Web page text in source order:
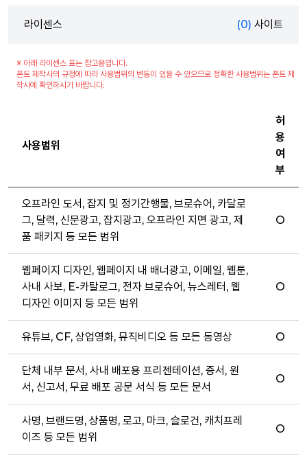
라이센스 (0) 사이트
※ 아래 라이센스 표는 참고용입니다.
폰트 제작사의 규정에 따라 사용범위의 변동이 있을 수 있으므로 정확한 사용범위는 폰트 제
작사에 확인하시기 바랍니다.
사용범위
허
용
여
부
오프라인 도서, 잡지 및 정기간행물, 브로슈어, 카달로
그, 달력, 신문광고, 잡지광고, 오프라인 지면 광고, 제
품 패키지 등 모든 범위
O
웹페이지 디자인, 웹페이지 내 배너광고, 이메일, 웹툰,
사내 사보, E-카탈로그, 전자 브로슈어, 뉴스레터, 웹
디자인 이미지 등 모든 범위
O
유튜브, CF, 상업영화, 뮤직비디오 등 모든 동영상 O
단체 내부 문서, 사내 배포용 프리젠테이션, 증서, 원
서, 신고서, 무료 배포 공문 서식 등 모든 문서
O
사명, 브랜드명, 상품명, 로고, 마크, 슬로건, 캐치프레
이즈 등 모든 범위
O